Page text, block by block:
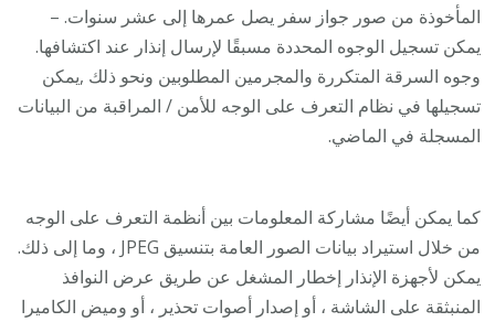
المأخوذة من صور جواز سفر يصل عمرها إلى عشر سنوات. –
يمكن تسجيل الوجوه المحددة مسبقًا لإرسال إنذار عند اكتشافها.
وجوه السرقة المتكررة والمجرمين المطلوبين ونحو ذلك ,يمكن
تسجيلها في نظام التعرف على الوجه للأمن / المراقبة من البيانات
المسجلة في الماضي.
كما يمكن أيضًا مشاركة المعلومات بين أنظمة التعرف على الوجه
من خلال استيراد بيانات الصور العامة بتنسيق JPEG ، وما إلى ذلك.
يمكن لأجهزة الإنذار إخطار المشغل عن طريق عرض النوافذ
المنبثقة على الشاشة ، أو إصدار أصوات تحذير ، أو وميض الكاميرا